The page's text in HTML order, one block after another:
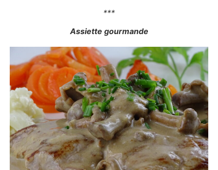
***
Assiette gourmande